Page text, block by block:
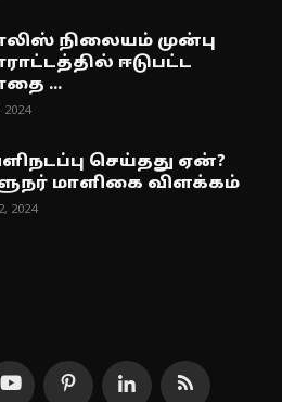
நிலையம் முன்பு
ஈடுபட்ட
...
2024
செய்தது ஏன்?
மாளிகை விளக்கம்
2024